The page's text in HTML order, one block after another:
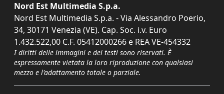
Nord Est Multimedia S.p.a.
Nord Est Multimedia S.p.a. - Via Alessandro Poerio,
34, 30171 Venezia (VE). Cap. Soc. i.v. Euro
1.432.522,00 C.F. 05412000266 e REA VE-454332
I diritti delle immagini e dei testi sono riservati. È
espressamente vietata la loro riproduzione con qualsiasi
mezzo e l'adattamento totale o parziale.